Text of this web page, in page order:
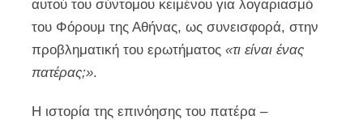
αυτού του σύντομου κειμένου για λογαριασμό
του Φόρουμ της Αθήνας, ως συνεισφορά, στην
προβληματική του ερωτήματος«τι είναι ένας
πατέρας;».
Η ιστορία της επινόησης του πατέρα –